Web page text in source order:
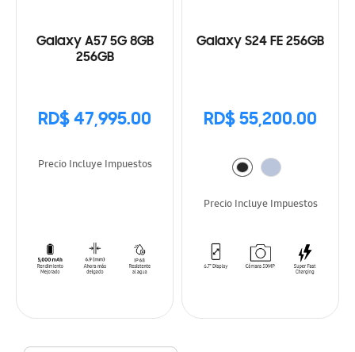
Galaxy A57 5G 8GB
256GB
RD$ 47,995.00
Precio Incluye Impuestos
Galaxy S24 FE 256GB
RD$ 55,200.00
Precio Incluye Impuestos